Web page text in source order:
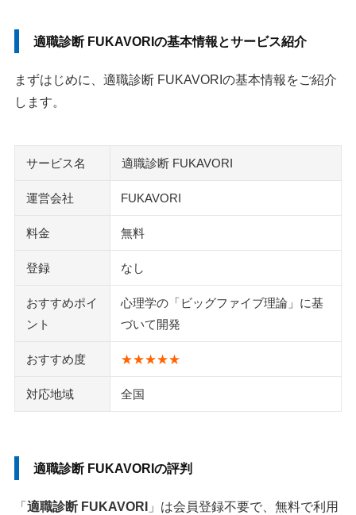
適職診断 FUKAVORIの基本情報とサービス紹介
まずはじめに、適職診断 FUKAVORIの基本情報をご紹介
します。
サービス名 適職診断 FUKAVORI
運営会社 FUKAVORI
料金 無料
登録 なし
おすすめポイ
ント
心理学の「ビッグファイブ理論」に基
づいて開発
おすすめ度 ★★★★★
対応地域 全国
適職診断 FUKAVORIの評判
「 適職診断 FUKAVORI
」は会員登録不要で、無料で利用